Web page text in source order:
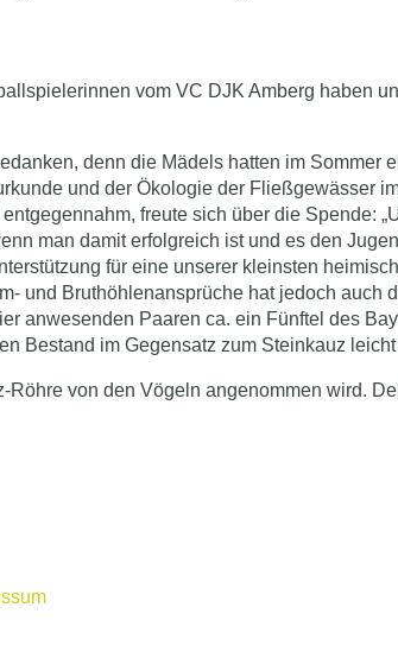
vom VC DJK Amberg haben
denn die Mädels hatten im
und der Ökologie der Fließgewässer
freute sich über die Spende:
man damit erfolgreich ist und es den
für eine unserer kleinsten
und Bruthöhlenansprüche hat jedoch
anwesenden Paaren ca. ein Fünftel des
Bestand im Gegensatz zum Steinkauz leicht
Röhre von den Vögeln angenommen wird.